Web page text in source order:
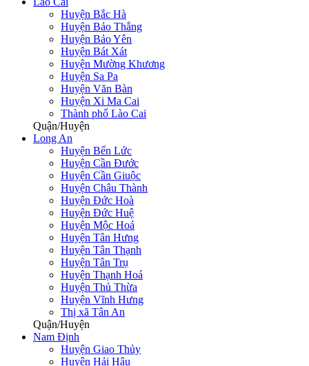
Huyện Bắc Hà
Huyện Bảo Thắng
Huyện Bảo Yên
Huyện Bát Xát
Huyện Mường Khương
Huyện Sa Pa
Huyện Văn Bàn
Huyện Xi Ma Cai
Thành phố Lào Cai
Quận/Huyện
Long An
Huyện Bến Lức
Huyện Cần Đước
Huyện Cần Giuộc
Huyện Châu Thành
Huyện Đức Hoà
Huyện Đức Huệ
Huyện Mộc Hoá
Huyện Tân Hưng
Huyện Tân Thạnh
Huyện Tân Trụ
Huyện Thạnh Hoá
Huyện Thủ Thừa
Huyện Vĩnh Hưng
Thị xã Tân An
Quận/Huyện
Nam Định
Huyện Giao Thủy
Huyện Hải Hậu